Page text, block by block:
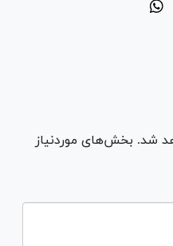
شد. بخش‌های موردنیاز